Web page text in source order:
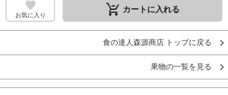
お気に入り remove_shopping_cart カートに入れる
食の達人森源商店 トップに戻る
果物の一覧を見る